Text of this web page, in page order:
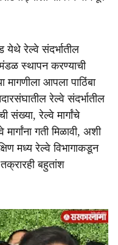
येथे रेल्वे संदर्भातील
स्थापन करण्याची
मागणीला आपला पाठिंबा
रेल्वे संदर्भातील
संख्या, रेल्वे मार्गांचे
गती मिळावी, अशी
मध्य रेल्वे विभागाकडून
बहुतांश